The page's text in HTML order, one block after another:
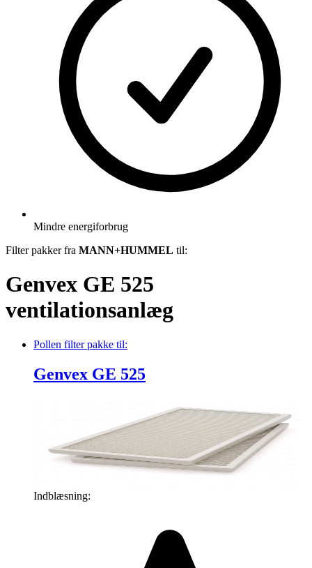
Mindre energiforbrug
Filter pakker fra MANN+HUMMEL til:
Genvex GE 525
ventilationsanlæg
Pollen filter pakke til:
Genvex GE 525
Indblæsning: